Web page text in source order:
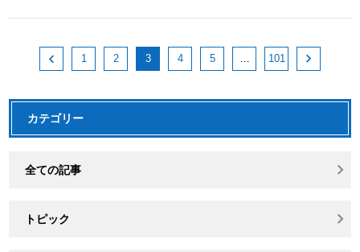
1 2 3 4 5 … 101
カテゴリー
全ての記事
トピック